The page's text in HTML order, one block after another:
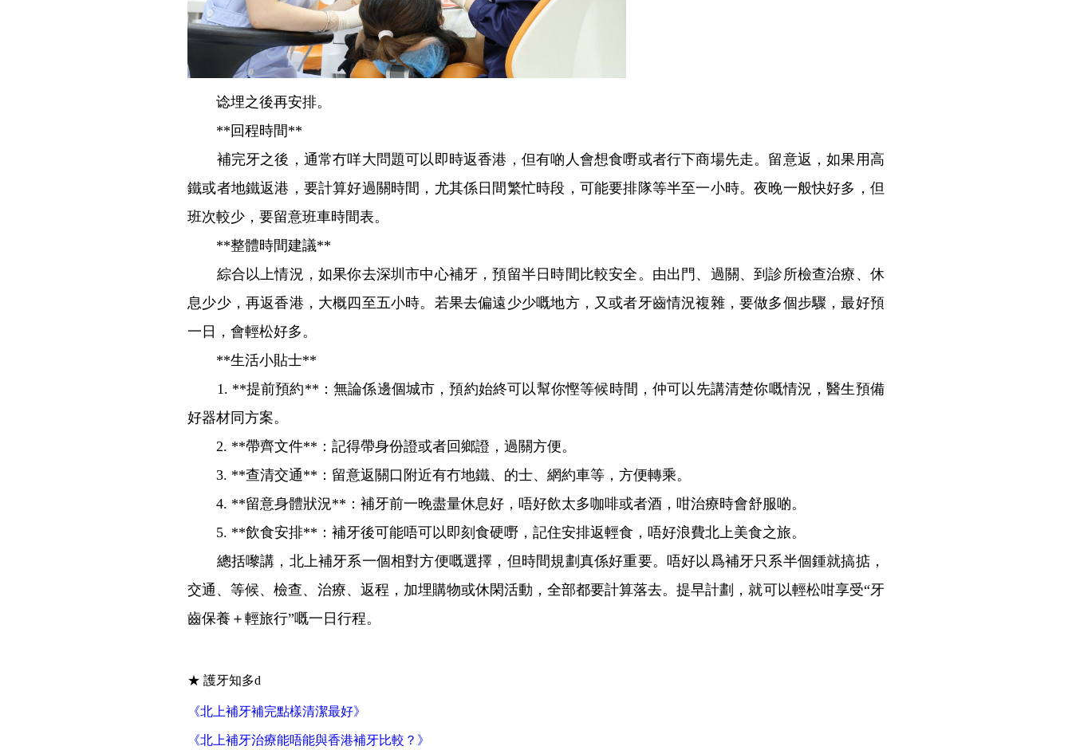
谂埋之後再安排。
**回程時間**
補完牙之後，通常冇咩大問題可以即時返香港，但有啲人會想食嘢或者行下商場先走。留意返，如果用高
鐵或者地鐵返港，要計算好過關時間，尤其係日間繁忙時段，可能要排隊等半至一小時。夜晚一般快好多，但
班次較少，要留意班車時間表。
**整體時間建議**
綜合以上情況，如果你去深圳市中心補牙，預留半日時間比較安全。由出門、過關、到診所檢查治療、休
息少少，再返香港，大概四至五小時。若果去偏遠少少嘅地方，又或者牙齒情況複雜，要做多個步驟，最好預
一日，會輕松好多。
**生活小貼士**
1. **提前預約**：無論係邊個城市，預約始終可以幫你慳等候時間，仲可以先講清楚你嘅情況，醫生預備
好器材同方案。
2. **帶齊文件**：記得帶身份證或者回鄉證，過關方便。
3. **查清交通**：留意返關口附近有冇地鐵、的士、網約車等，方便轉乘。
4. **留意身體狀況**：補牙前一晚盡量休息好，唔好飲太多咖啡或者酒，咁治療時會舒服啲。
5. **飲食安排**：補牙後可能唔可以即刻食硬嘢，記住安排返輕食，唔好浪費北上美食之旅。
總括嚟講，北上補牙系一個相對方便嘅選擇，但時間規劃真係好重要。唔好以爲補牙只系半個鍾就搞掂，
交通、等候、檢查、治療、返程，加埋購物或休閑活動，全部都要計算落去。提早計劃，就可以輕松咁享受“牙
齒保養＋輕旅行”嘅一日行程。
★ 護牙知多d
《北上補牙補完點樣清潔最好》
《北上補牙治療能唔能與香港補牙比較？》